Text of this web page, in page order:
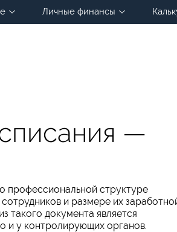
Личные финансы
—
профессиональной структуре
и размере их
такого документа является
и у контролирующих органов.